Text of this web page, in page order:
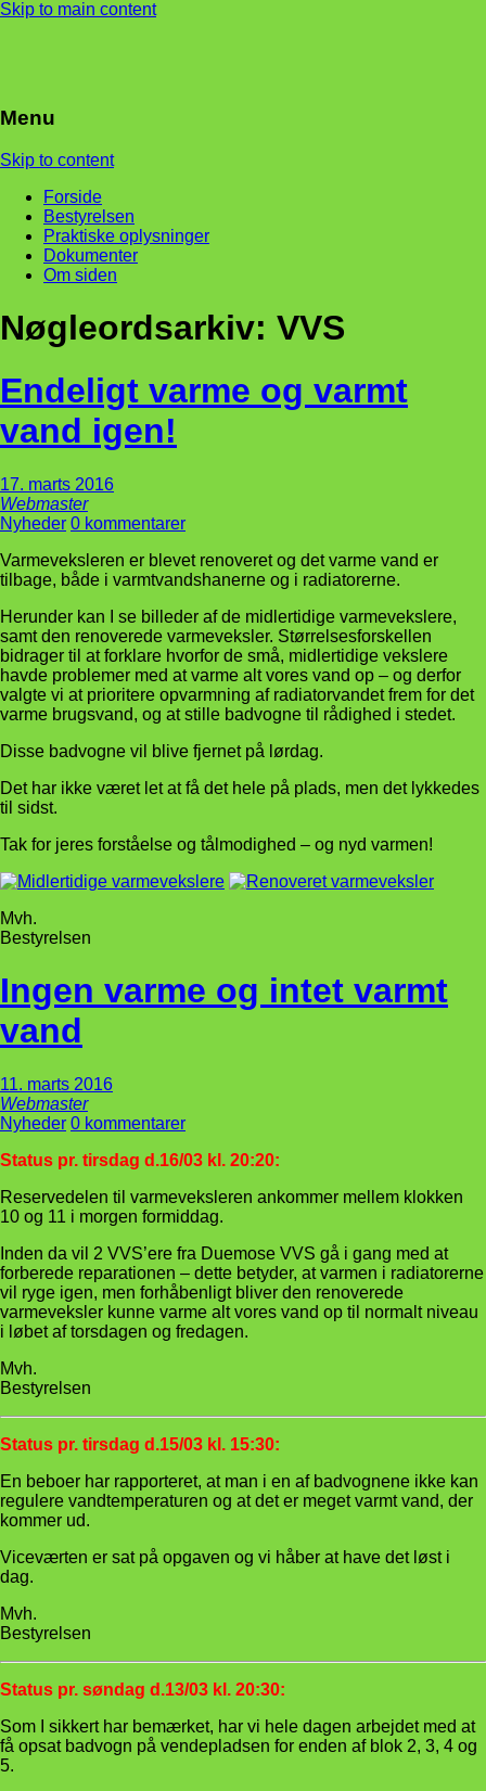
Skip to main content
Menu
Skip to content
Forside
Bestyrelsen
Praktiske oplysninger
Dokumenter
Om siden
Nøgleordsarkiv: VVS
Endeligt varme og varmt
vand igen!
17. marts 2016
Webmaster
Nyheder 0 kommentarer
Varmeveksleren er blevet renoveret og det varme vand er
tilbage, både i varmtvandshanerne og i radiatorerne.
Herunder kan I se billeder af de midlertidige varmevekslere,
samt den renoverede varmeveksler. Størrelsesforskellen
bidrager til at forklare hvorfor de små, midlertidige vekslere
havde problemer med at varme alt vores vand op – og derfor
valgte vi at prioritere opvarmning af radiatorvandet frem for det
varme brugsvand, og at stille badvogne til rådighed i stedet.
Disse badvogne vil blive fjernet på lørdag.
Det har ikke været let at få det hele på plads, men det lykkedes
til sidst.
Tak for jeres forståelse og tålmodighed – og nyd varmen!
Mvh.
Bestyrelsen
Ingen varme og intet varmt
vand
11. marts 2016
Webmaster
Nyheder 0 kommentarer
Status pr. tirsdag d.16/03 kl. 20:20:
Reservedelen til varmeveksleren ankommer mellem klokken
10 og 11 i morgen formiddag.
Inden da vil 2 VVS’ere fra Duemose VVS gå i gang med at
forberede reparationen – dette betyder, at varmen i radiatorerne
vil ryge igen, men forhåbenligt bliver den renoverede
varmeveksler kunne varme alt vores vand op til normalt niveau
i løbet af torsdagen og fredagen.
Mvh.
Bestyrelsen
Status pr. tirsdag d.15/03 kl. 15:30:
En beboer har rapporteret, at man i en af badvognene ikke kan
regulere vandtemperaturen og at det er meget varmt vand, der
kommer ud.
Viceværten er sat på opgaven og vi håber at have det løst i
dag.
Mvh.
Bestyrelsen
Status pr. søndag d.13/03 kl. 20:30:
Som I sikkert har bemærket, har vi hele dagen arbejdet med at
få opsat badvogn på vendepladsen for enden af blok 2, 3, 4 og
5.